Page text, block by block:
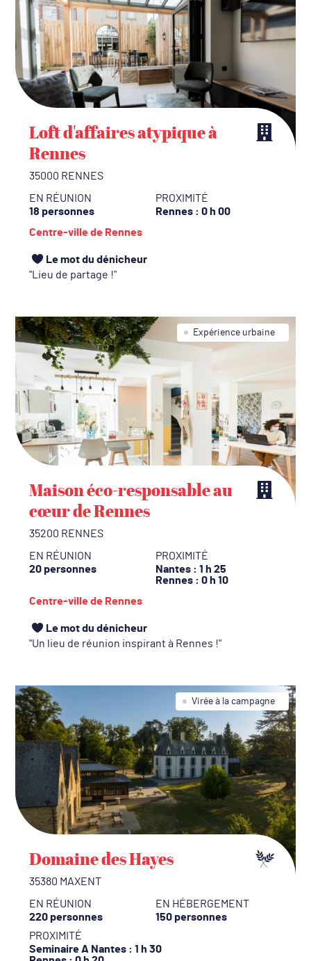
Loft d'affaires atypique à
Rennes
35000 RENNES
EN RÉUNION
18 personnes
PROXIMITÉ
Rennes : 0 h 00
Centre-ville de Rennes
Le mot du dénicheur
Lieu de partage !
Expérience urbaine
Maison éco-responsable au
cœur de Rennes
35200 RENNES
EN RÉUNION
20 personnes
PROXIMITÉ
Nantes : 1 h 25
Rennes : 0 h 10
Centre-ville de Rennes
Le mot du dénicheur
Un lieu de réunion inspirant à Rennes !
Virée à la campagne
Domaine des Hayes
35380 MAXENT
EN RÉUNION
220 personnes
EN HÉBERGEMENT
150 personnes
PROXIMITÉ
Seminaire A Nantes : 1 h 30